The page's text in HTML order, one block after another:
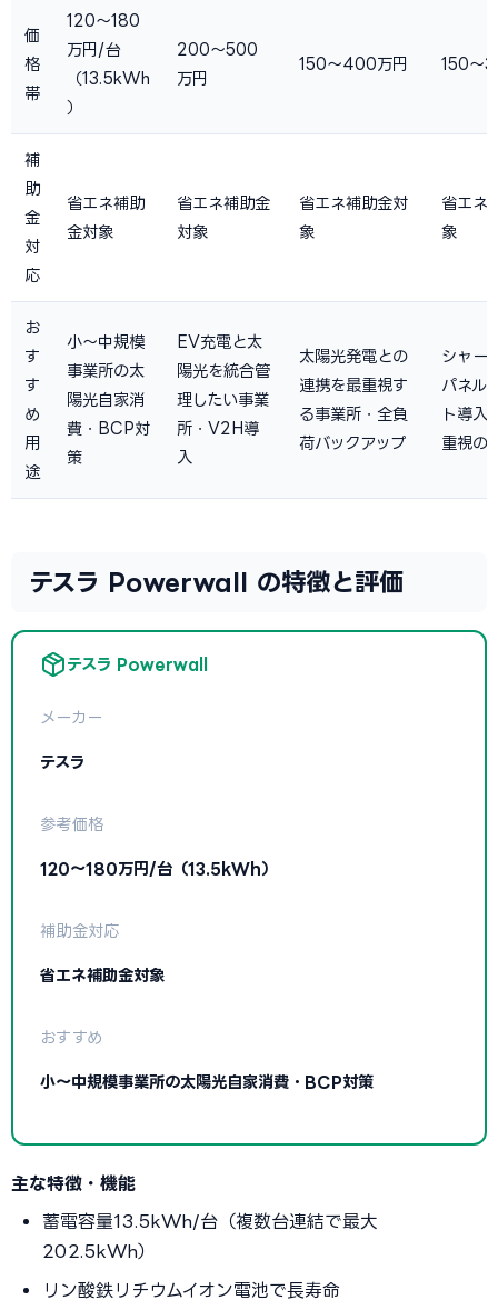
価
格
帯
120〜180
万円/台
（13.5kWh
）
200〜500
万円
150〜400万円 150〜
補
助
金
対
応
省エネ補助
金対象
省エネ補助金
対象
省エネ補助金対
象
省エネ
象
お
す
す
め
用
途
小〜中規模
事業所の太
陽光自家消
費・BCP対
策
EV充電と太
陽光を統合管
理したい事業
所・V2H導
入
太陽光発電との
連携を最重視す
る事業所・全負
荷バックアップ
シャー
パネル
ト導入
重視の
テスラ Powerwall の特徴と評価
テスラ Powerwall
メーカー
テスラ
参考価格
120〜180万円/台（13.5kWh）
補助金対応
省エネ補助金対象
おすすめ
小〜中規模事業所の太陽光自家消費・BCP対策
主な特徴・機能
蓄電容量13.5kWh/台（複数台連結で最大
202.5kWh）
リン酸鉄リチウムイオン電池で長寿命